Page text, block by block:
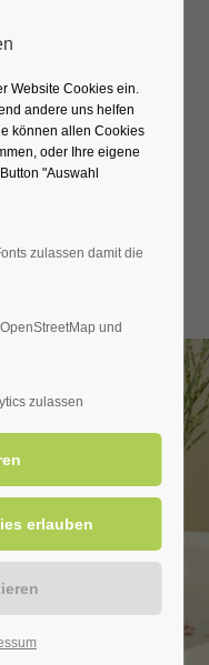
Website Cookies ein.
andere uns helfen
können allen Cookies
oder Ihre eigene
"Auswahl
zulassen damit die
und
zulassen